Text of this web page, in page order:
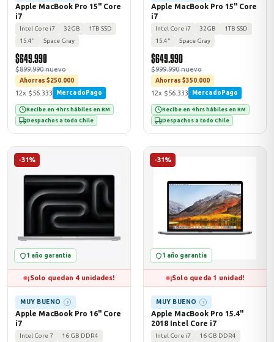
Apple MacBook Pro 15" Core
i7
Intel Core i7 32GB
1TB SSD
15.4"
Space Gray
$649.990
$899.990 nuevo
Ahorras $250.000
12x $56.333 MercadoPago
Recibe en 4 hrs hábiles en RM
Despachos a todo Chile
Apple MacBook Pro 15" Core
i7
Intel Core i7 32GB
1TB SSD
15.4"
Space Gray
$649.990
$999.990 nuevo
Ahorras $350.000
12x $56.333 MercadoPago
Recibe en 4 hrs hábiles en RM
Despachos a todo Chile
-31%
1 año garantía
¡Solo quedan 4 unidades!
MUY BUENO ?
Apple MacBook Pro 16" Core
i7
Intel Core 7
16 GB DDR4
-31%
1 año garantía
¡Solo queda 1 unidad!
MUY BUENO ?
Apple MacBook Pro 15.4"
2018 Intel Core i7
Intel Core i7
16 GB DDR4